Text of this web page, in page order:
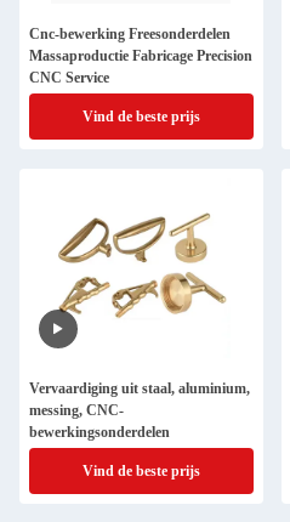
Cnc-bewerking Freesonderdelen
Massaproductie Fabricage Precision
CNC Service
Vind de beste prijs
Vervaardiging uit staal, aluminium,
messing, CNC-
bewerkingsonderdelen
Vind de beste prijs